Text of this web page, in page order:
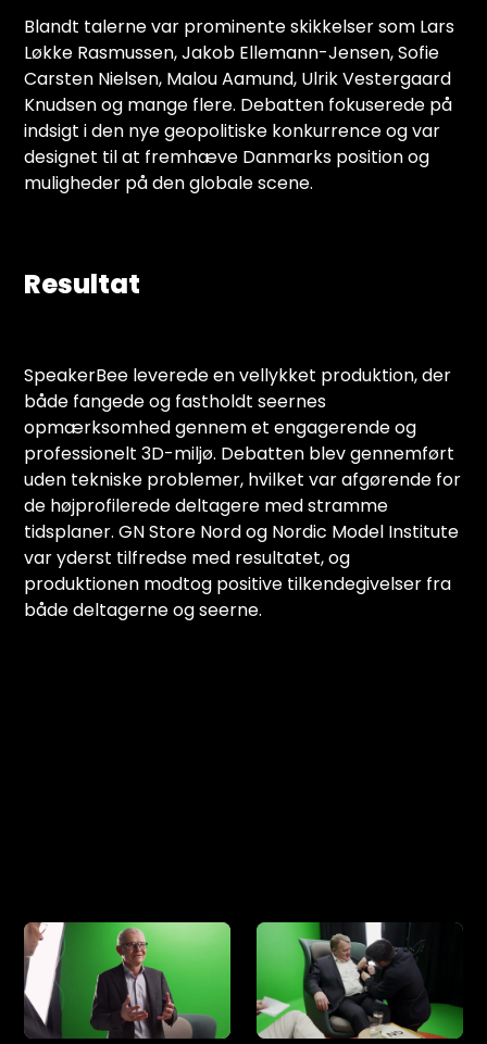
Blandt talerne var prominente skikkelser som Lars
Løkke Rasmussen, Jakob Ellemann-Jensen, Sofie
Carsten Nielsen, Malou Aamund, Ulrik Vestergaard
Knudsen og mange flere. Debatten fokuserede på
indsigt i den nye geopolitiske konkurrence og var
designet til at fremhæve Danmarks position og
muligheder på den globale scene.
Resultat
SpeakerBee leverede en vellykket produktion, der
både fangede og fastholdt seernes
opmærksomhed gennem et engagerende og
professionelt 3D-miljø. Debatten blev gennemført
uden tekniske problemer, hvilket var afgørende for
de højprofilerede deltagere med stramme
tidsplaner. GN Store Nord og Nordic Model Institute
var yderst tilfredse med resultatet, og
produktionen modtog positive tilkendegivelser fra
både deltagerne og seerne.